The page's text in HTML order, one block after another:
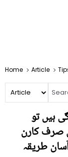
Home Article
ہیں تو
صرف کارن
طریقہ